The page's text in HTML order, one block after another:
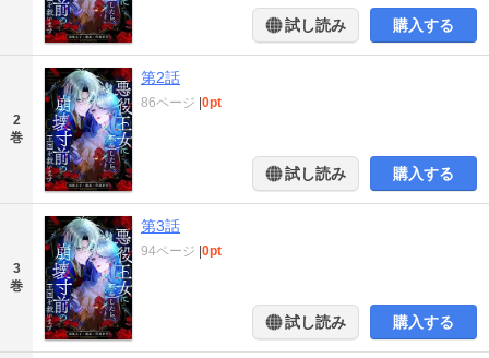
試し読み 購入する
2
巻
第2話
86ページ 0pt
試し読み 購入する
3
巻
第3話
94ページ 0pt
試し読み 購入する